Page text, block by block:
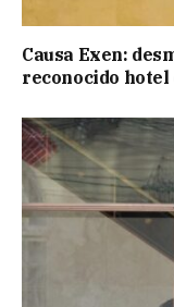
Causa Exen:
reconocido